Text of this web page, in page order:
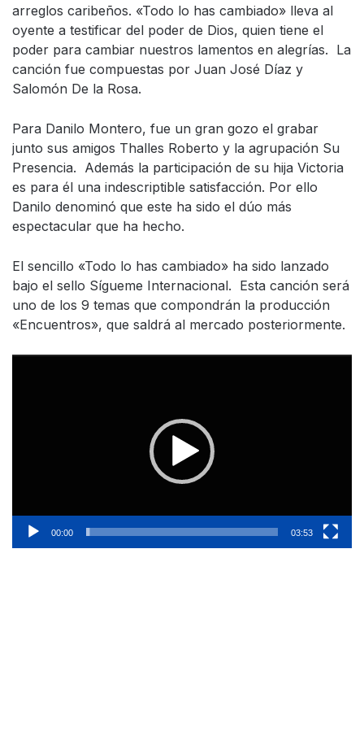
arreglos caribeños. «Todo lo has cambiado» lleva al
oyente a testificar del poder de Dios, quien tiene el
poder para cambiar nuestros lamentos en alegrías. La
canción fue compuestas por Juan José Díaz y
Salomón De la Rosa.
Para Danilo Montero, fue un gran gozo el grabar
junto sus amigos Thalles Roberto y la agrupación Su
Presencia. Además la participación de su hija Victoria
es para él una indescriptible satisfacción. Por ello
Danilo denominó que este ha sido el dúo más
espectacular que ha hecho.
El sencillo «Todo lo has cambiado» ha sido lanzado
bajo el sello Sígueme Internacional. Esta canción será
uno de los 9 temas que compondrán la producción
«Encuentros», que saldrá al mercado posteriormente.
00:00 03:53